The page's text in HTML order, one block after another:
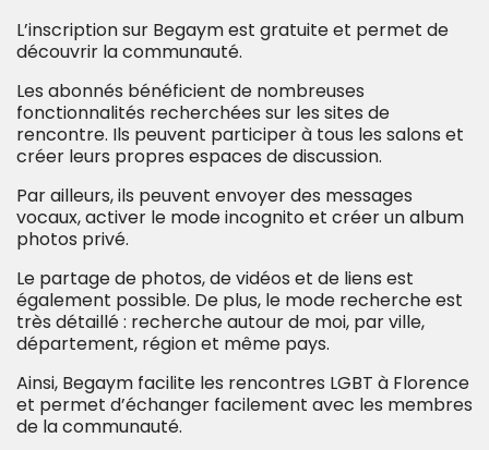
L’inscription sur Begaym est gratuite et permet de
découvrir la communauté.
Les abonnés bénéficient de nombreuses
fonctionnalités recherchées sur les sites de
rencontre. Ils peuvent participer à tous les salons et
créer leurs propres espaces de discussion.
Par ailleurs, ils peuvent envoyer des messages
vocaux, activer le mode incognito et créer un album
photos privé.
Le partage de photos, de vidéos et de liens est
également possible. De plus, le mode recherche est
très détaillé : recherche autour de moi, par ville,
département, région et même pays.
Ainsi, Begaym facilite les rencontres LGBT à Florence
et permet d’échanger facilement avec les membres
de la communauté.